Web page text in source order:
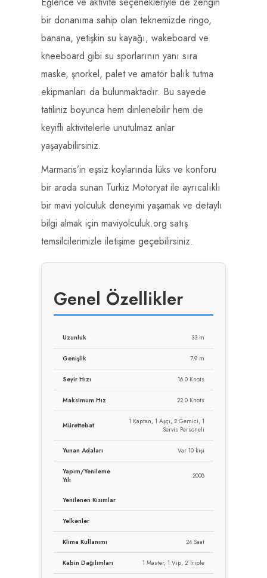
bir donanıma sahip olan teknemizde ringo,
banana, yetişkin su kayağı, wakeboard ve
kneeboard gibi su sporlarının yanı sıra
maske, şnorkel, palet ve amatör balık tutma
ekipmanları da bulunmaktadır. Bu sayede
tatiliniz boyunca hem dinlenebilir hem de
keyifli aktivitelerle unutulmaz anlar
yaşayabilirsiniz.
Marmaris’in eşsiz koylarında lüks ve konforu
bir arada sunan Turkiz Motoryat ile ayrıcalıklı
bir mavi yolculuk deneyimi yaşamak ve detaylı
bilgi almak için maviyolculuk.org satış
temsilcilerimizle iletişime geçebilirsiniz.
Genel Özellikler
Uzunluk 33 m
Genişlik 7.9 m
Seyir Hızı 16.0 Knots
Maksimum Hız 22.0 Knots
Mürettebat
1 Kaptan, 1 Aşçı, 2 Gemici, 1
Servis Personeli
Yunan Adaları Var 10 kişi
Yapım/Yenileme
Yılı
2008
Yenilenen Kısımlar
Yelkenler
Klima Kullanımı 24 Saat
Kabin Dağılımları 1 Master, 1 Vip, 2 Triple